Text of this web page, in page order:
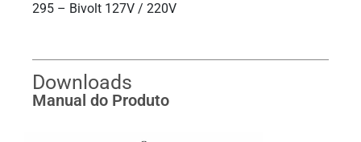
295 – Bivolt 127V / 220V
Downloads
Manual do Produto